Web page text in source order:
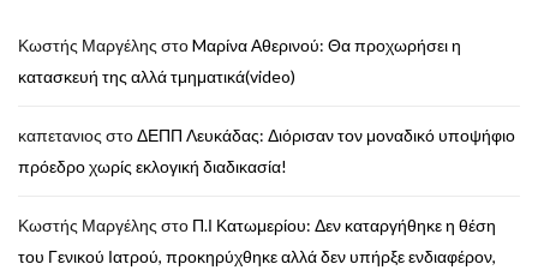
Κωστής Μαργέλης στοMαρίνα Αθερινού: Θα προχωρήσει η
κατασκευή της αλλά τμηματικά(video)
καπετανιος στοΔΕΠΠ Λευκάδας: Διόρισαν τον μοναδικό υποψήφιο
πρόεδρο χωρίς εκλογική διαδικασία!
Κωστής Μαργέλης στο Π.Ι Κατωμερίου: Δεν καταργήθηκε η θέση
του Γενικού Ιατρού, προκηρύχθηκε αλλά δεν υπήρξε ενδιαφέρον,